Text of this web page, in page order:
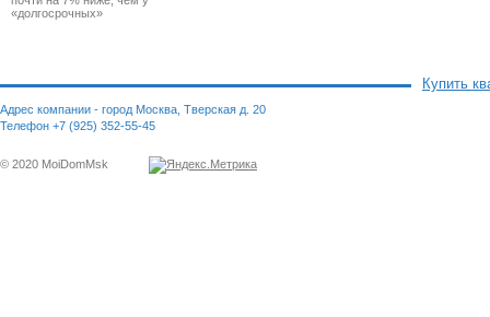
«долгосрочных»
Купить
Адрес компании - город Москва, Тверская д. 20
Телефон +7 (925) 352-55-45
© 2020 MoiDomMsk